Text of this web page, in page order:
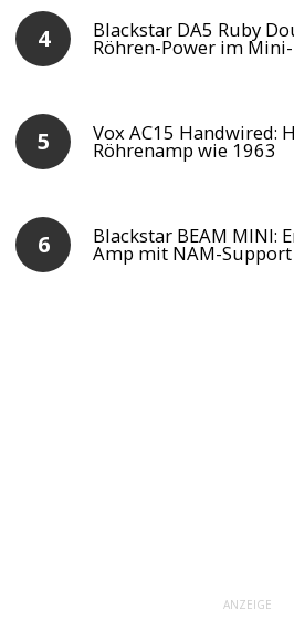
Blackstar DA5 Ruby
Röhren-Power im
Vox AC15 Handwired:
Röhrenamp wie 1963
Blackstar BEAM MINI:
Amp mit NAM-
ANZEIGE